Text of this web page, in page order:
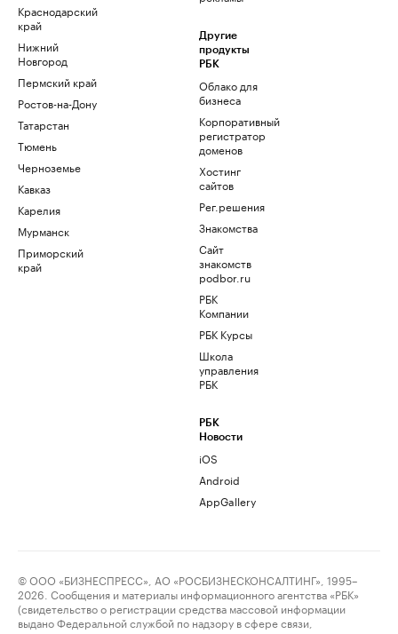
Краснодарский
край
Нижний
Новгород
Пермский край
Ростов-на-Дону
Татарстан
Тюмень
Черноземье
Кавказ
Карелия
Мурманск
Приморский
край
Другие
продукты
РБК
Облако для
бизнеса
Корпоративный
регистратор
доменов
Хостинг
сайтов
Рег.решения
Знакомства
Сайт
знакомств
podbor.ru
РБК
Компании
РБК Курсы
Школа
управления
РБК
РБК
Новости
iOS
Android
AppGallery
© ООО «БИЗНЕСПРЕСС», АО «РОСБИЗНЕСКОНСАЛТИНГ», 1995–
2026. Сообщения и материалы информационного агентства «РБК»
(свидетельство о регистрации средства массовой информации
выдано Федеральной службой по надзору в сфере связи,